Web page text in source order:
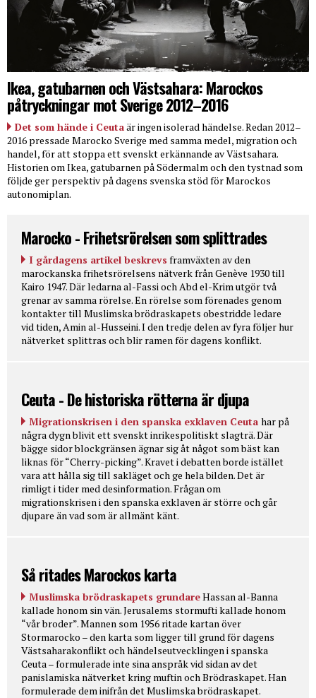
Ikea, gatubarnen och Västsahara: Marockos
påtryckningar mot Sverige 2012–2016
Det som hände i Ceutaär ingen isolerad händelse. Redan 2012–
2016 pressade Marocko Sverige med samma medel, migration och
handel, för att stoppa ett svenskt erkännande av Västsahara.
Historien om Ikea, gatubarnen på Södermalm och den tystnad som
följde ger perspektiv på dagens svenska stöd för Marockos
autonomiplan.
Marocko - Frihetsrörelsen som splittrades
I gårdagens artikel beskrevs framväxten av den
marockanska frihetsrörelsens nätverk från Genève 1930 till
Kairo 1947. Där ledarna al-Fassi och Abd el-Krim utgör två
grenar av samma rörelse. En rörelse som förenades genom
kontakter till Muslimska brödraskapets obestridde ledare
vid tiden, Amin al-Husseini. I den tredje delen av fyra följer hur
nätverket splittras och blir ramen för dagens konflikt.
Ceuta - De historiska rötterna är djupa
Migrationskrisen i den spanska exklaven Ceuta har på
några dygn blivit ett svenskt inrikespolitiskt slagträ. Där
bägge sidor blockgränsen ägnar sig åt något som bäst kan
liknas för “Cherry-picking”. Kravet i debatten borde istället
vara att hålla sig till sakläget och ge hela bilden. Det är
rimligt i tider med desinformation. Frågan om
migrationskrisen i den spanska exklaven är större och går
djupare än vad som är allmänt känt.
Så ritades Marockos karta
Muslimska brödraskapets grundareHassan al-Banna
kallade honom sin vän. Jerusalems stormufti kallade honom
“vår broder”. Mannen som 1956 ritade kartan över
Stormarocko – den karta som ligger till grund för dagens
Västsaharakonflikt och händelseutvecklingen i spanska
Ceuta – formulerade inte sina anspråk vid sidan av det
panislamiska nätverket kring muftin och Brödraskapet. Han
formulerade dem inifrån det Muslimska brödraskapet.